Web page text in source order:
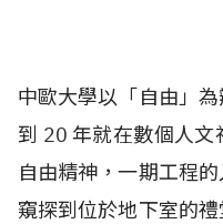
中歐大學以「自由」
到 20 年就在數個人
自由精神，一期工程
窺探到位於地下室的